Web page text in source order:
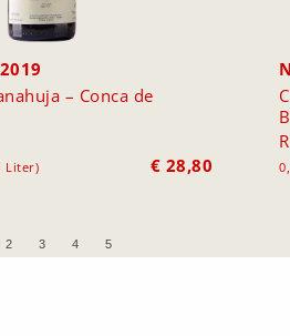
– Conca de
Liter) € 28,80
2 3 4 5